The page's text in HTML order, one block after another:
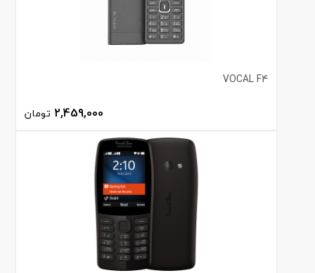
VOCAL F4
2,459,000 تومان